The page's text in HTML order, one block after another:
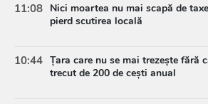
11:08 Nici moartea nu mai scapă de
pierd scutirea locală
10:44 Țara care nu se mai trezește fără
trecut de 200 de cești anual